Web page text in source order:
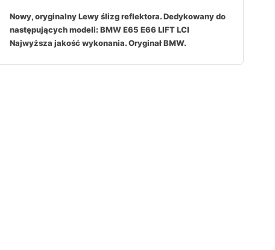
Nowy, oryginalny Lewy ślizg reflektora. Dedykowany do
następujących modeli: BMW E65 E66 LIFT LCI
Najwyższa jakość wykonania. Oryginał BMW.